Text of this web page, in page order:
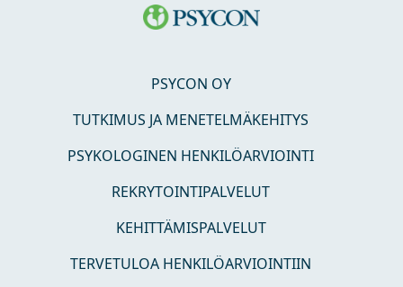
PSYCON OY
TUTKIMUS JA MENETELMÄKEHITYS
PSYKOLOGINEN HENKILÖARVIOINTI
REKRYTOINTIPALVELUT
KEHITTÄMISPALVELUT
TERVETULOA HENKILÖARVIOINTIIN